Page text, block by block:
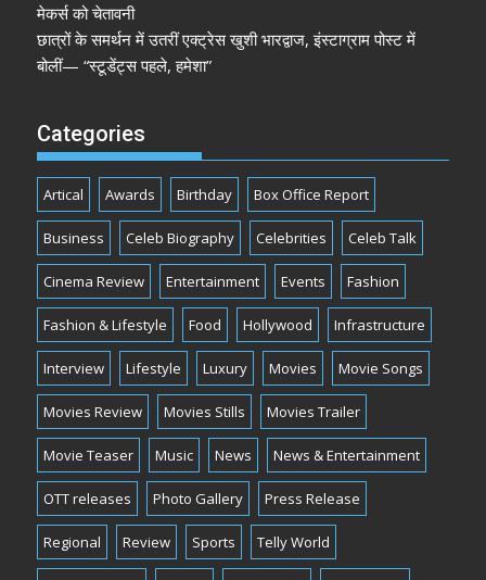
मेकर्स को चेतावनी
छात्रों के समर्थन में उतरीं एक्ट्रेस खुशी भारद्वाज, इंस्टाग्राम पोस्ट में
बोलीं— “स्टूडेंट्स पहले, हमेशा”
Categories
Artical Awards Birthday Box Office Report
Business Celeb Biography Celebrities Celeb Talk
Cinema Review Entertainment Events Fashion
Fashion & Lifestyle Food Hollywood Infrastructure
Interview Lifestyle Luxury Movies Movie Songs
Movies Review Movies Stills Movies Trailer
Movie Teaser Music News News & Entertainment
OTT releases Photo Gallery Press Release
Regional Review Sports Telly World